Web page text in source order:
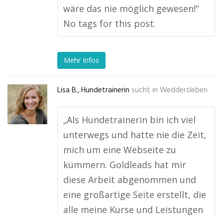
wäre das nie möglich gewesen!“
No tags for this post.
Mehr Infos
Lisa B., Hundetrainerin sucht in Weddersleben
„Als Hundetrainerin bin ich viel
unterwegs und hatte nie die Zeit,
mich um eine Webseite zu
kümmern. Goldleads hat mir
diese Arbeit abgenommen und
eine großartige Seite erstellt, die
alle meine Kurse und Leistungen